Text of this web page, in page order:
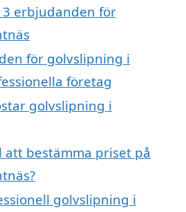
erbjudanden för
för golvslipning i
företag
golvslipning i
att bestämma priset på
golvslipning i